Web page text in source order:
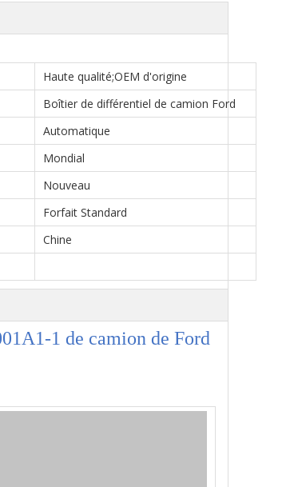
Haute qualité;OEM d'origine
Boîtier de différentiel de camion Ford
Automatique
Mondial
Nouveau
Forfait Standard
Chine
1 de camion de Ford